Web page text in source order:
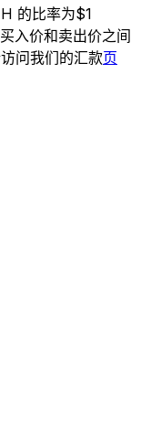
的比率为$1
入价和卖出价之间
问我们的汇款页